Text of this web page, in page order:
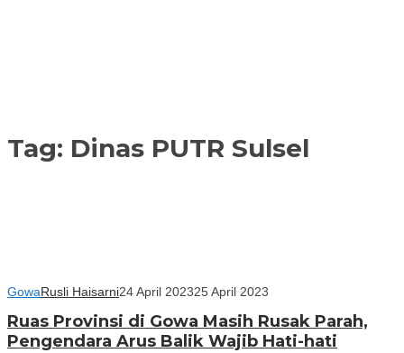
Tag: Dinas PUTR Sulsel
GowaRusli Haisarni24 April 202325 April 2023
Ruas Provinsi di Gowa Masih Rusak Parah,
Pengendara Arus Balik Wajib Hati-hati